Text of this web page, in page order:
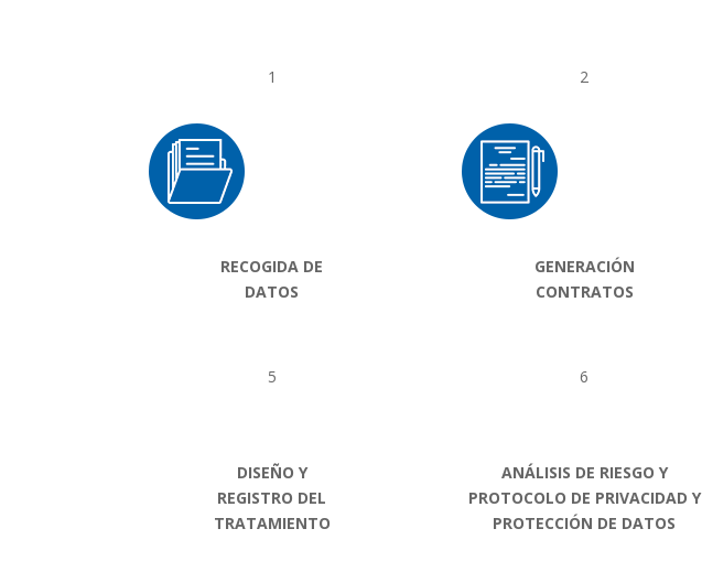
1
RECOGIDA DE
DATOS
2
GENERACIÓN
CONTRATOS
5
DISEÑO Y
REGISTRO DEL
TRATAMIENTO
6
ANÁLISIS DE RIESGO Y
PROTOCOLO DE PRIVACIDAD Y
PROTECCIÓN DE DATOS